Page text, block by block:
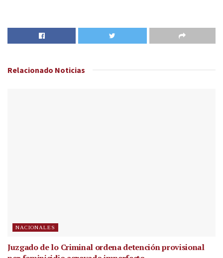
Relacionado Noticias
NACIONALES
Juzgado de lo Criminal ordena detención provisional